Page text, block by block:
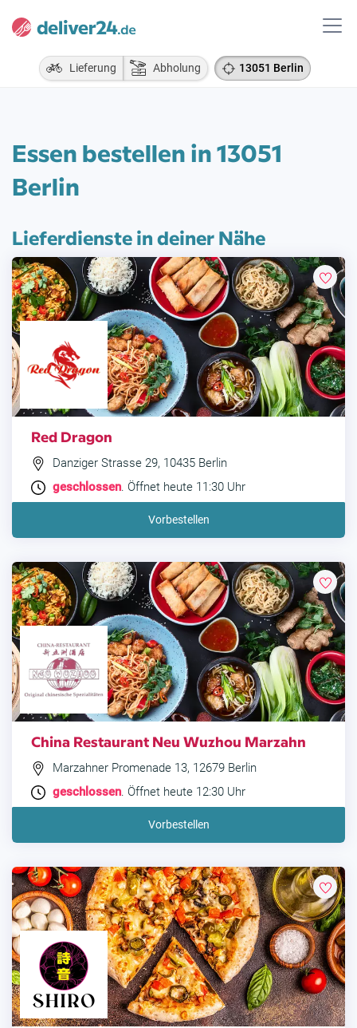
Lieferung Abholung 13051 Berlin
Essen bestellen in 13051
Berlin
Lieferdienste in deiner Nähe
Red Dragon
Danziger Strasse 29, 10435 Berlin
geschlossen. Öffnet heute 11:30 Uhr
Vorbestellen
China Restaurant Neu Wuzhou Marzahn
Marzahner Promenade 13, 12679 Berlin
geschlossen. Öffnet heute 12:30 Uhr
Vorbestellen